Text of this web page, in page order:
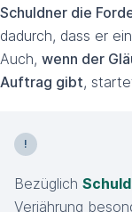
Schuldner die
dadurch, dass er
Auch, wenn der
Auftrag gibt,
Bezüglich
Verjährung